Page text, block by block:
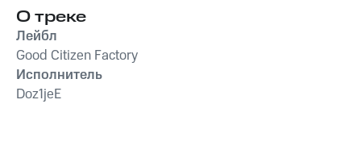
О треке
Лейбл
Good Citizen Factory
Исполнитель
Doz1jeE